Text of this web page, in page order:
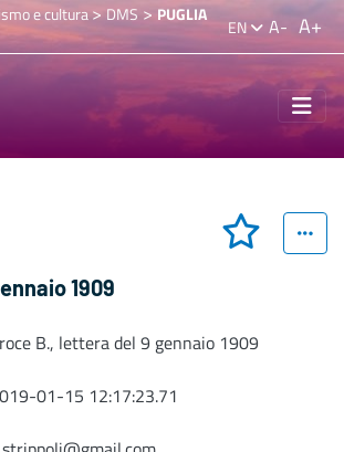
e cultura>DMS > PUGLIA
EN A- A+
1909
B., lettera del 9 gennaio 1909
01-15 12:17:23.71